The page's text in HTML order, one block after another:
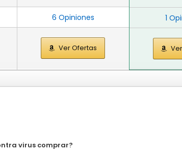
6 Opiniones
Ver Ofertas
1
virus comprar?